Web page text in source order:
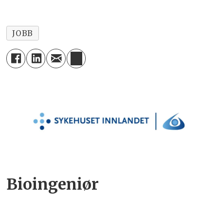
JOBB
Bioingeniør